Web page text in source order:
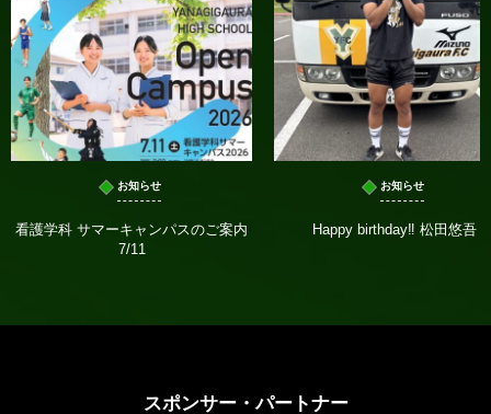
お知らせ
看護学科 サマーキャンパスのご案内
7/11
お知らせ
Happy birthday‼️ 松田悠吾
スポンサー・パートナー